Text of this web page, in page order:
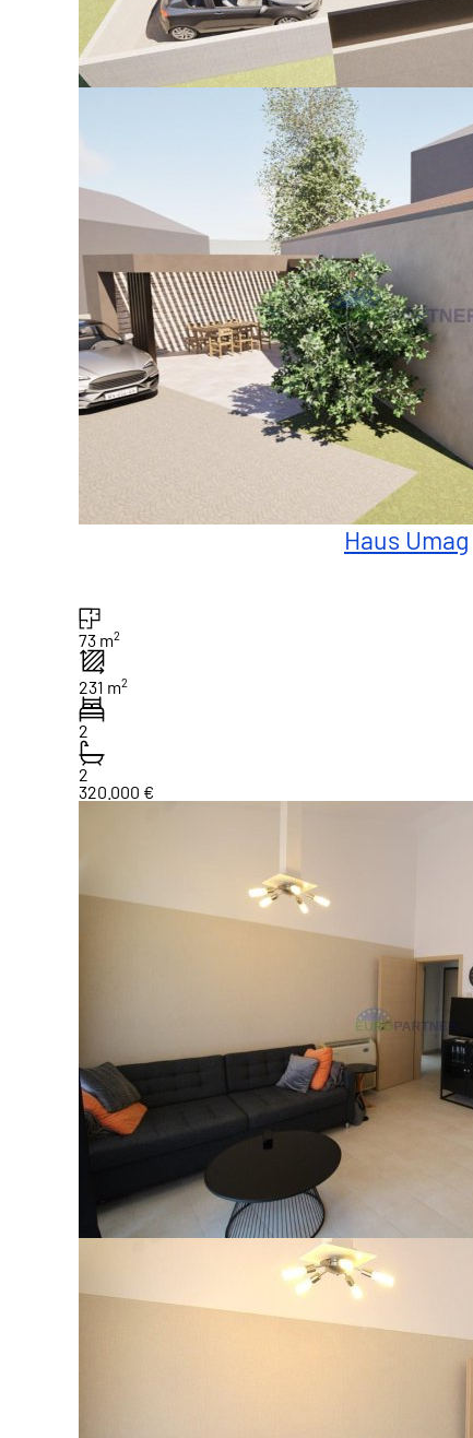
Haus Umag
73 m2
231 m2
2
2
320.000 €